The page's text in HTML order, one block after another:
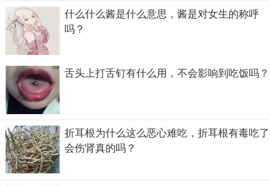
什么什么酱是什么意思，酱是对女生的称呼
吗？
舌头上打舌钉有什么用，不会影响到吃饭吗？
折耳根为什么这么恶心难吃，折耳根有毒吃了
会伤肾真的吗？